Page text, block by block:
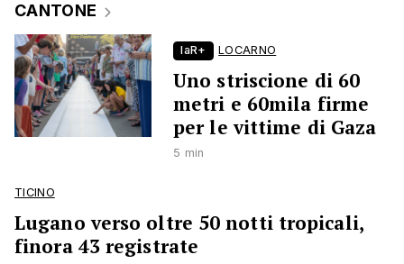
CANTONE
laR+ LOCARNO
Uno striscione di 60
metri e 60mila firme
per le vittime di Gaza
5 min
TICINO
Lugano verso oltre 50 notti tropicali,
finora 43 registrate